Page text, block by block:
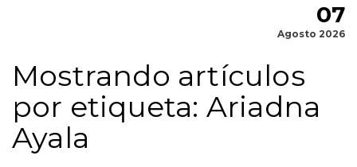
07
Agosto 2026
Mostrando artículos
por etiqueta: Ariadna
Ayala